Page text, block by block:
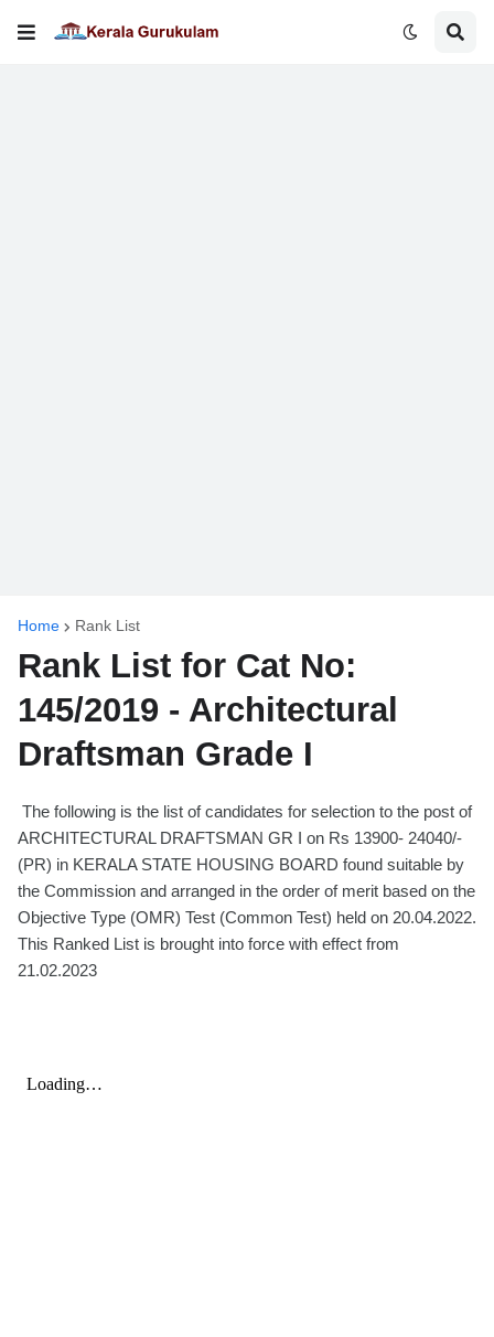
Home Rank List
Rank List for Cat No:
145/2019 - Architectural
Draftsman Grade I
The following is the list of candidates for selection to the post of
ARCHITECTURAL DRAFTSMAN GR I on Rs 13900- 24040/-
(PR) in KERALA STATE HOUSING BOARD found suitable by
the Commission and arranged in the order of merit based on the
Objective Type (OMR) Test (Common Test) held on 20.04.2022.
This Ranked List is brought into force with effect from
21.02.2023